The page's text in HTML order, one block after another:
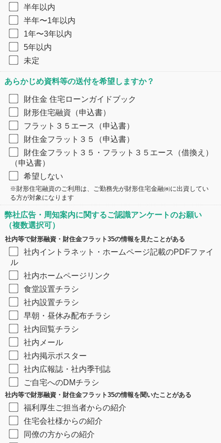
半年以内
半年〜1年以内
1年〜3年以内
5年以内
未定
あらかじめ資料等の送付を希望しますか？​
財住金 住宅ローンガイドブック
財形住宅融資（申込書）
フラット３５エース（申込書）
財住金フラット３５（申込書）
財住金フラット３５・フラット３５エース（借換え）
（申込書）
希望しない
​※財形住宅融資のご利用は、ご勤務先が財形住宅金融㈱に出資してい
る方が対象になります
弊社広告・周知案内に関するご認識アンケートのお願い
（複数選択可）
社内等で財形融資・財住金フラット35の情報を見たことがある
社内イントラネット・ホームページ記載のPDFファイ
ル
社内ホームページリンク
食堂設置チラシ
社内設置チラシ
早朝・昼休み配布チラシ
社内回覧チラシ
社内メール
社内掲示ポスター
社内広報誌・社内季刊誌
ご自宅へのDMチラシ
社内等で財形融資・財住金フラット35の情報を聞いたことがある
福利厚生ご担当者からの紹介
住宅会社様からの紹介
同僚の方からの紹介